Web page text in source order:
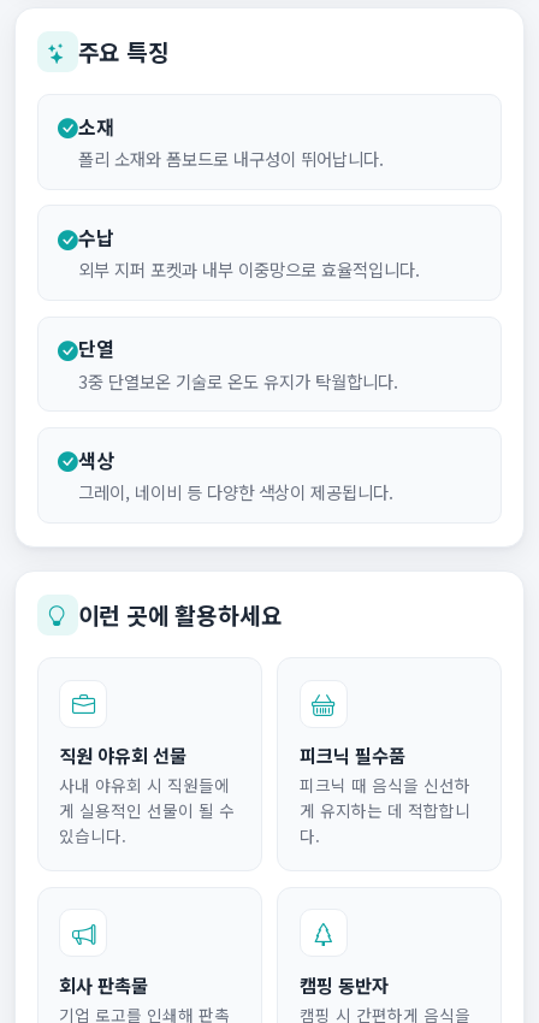
주요 특징
소재
폴리 소재와 폼보드로 내구성이 뛰어납니다.
수납
외부 지퍼 포켓과 내부 이중망으로 효율적입니다.
단열
3중 단열보온 기술로 온도 유지가 탁월합니다.
색상
그레이, 네이비 등 다양한 색상이 제공됩니다.
이런 곳에 활용하세요
직원 야유회 선물
사내 야유회 시 직원들에
게 실용적인 선물이 될 수
있습니다.
피크닉 필수품
피크닉 때 음식을 신선하
게 유지하는 데 적합합니
다.
회사 판촉물
기업 로고를 인쇄해 판촉
캠핑 동반자
캠핑 시 간편하게 음식을